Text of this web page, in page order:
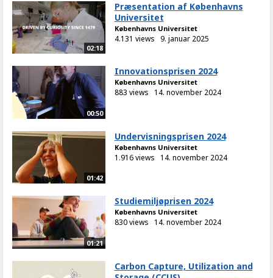
02:18
Præsentation af Københavns
Universitet
Københavns Universitet
4.131 views 9. januar 2025
00:50
Innovationsprisen 2024
Københavns Universitet
883 views 14. november 2024
01:42
Undervisningsprisen 2024
Københavns Universitet
1.916 views 14. november 2024
01:21
Studiemiljøprisen 2024
Københavns Universitet
830 views 14. november 2024
Carbon Capture, Utilization and